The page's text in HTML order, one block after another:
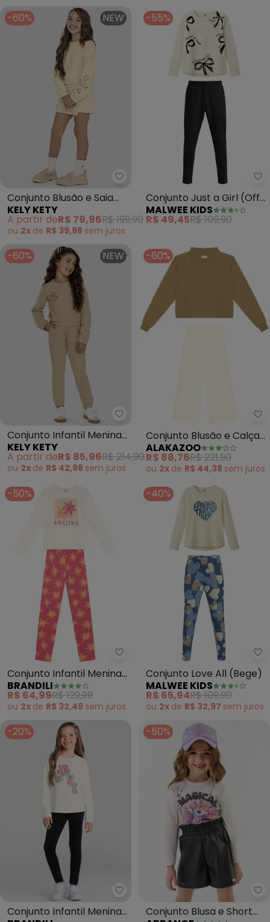
-60% NEW
Kely Kety - Conjunto Blusão e
Conjunto Blusão e Saia
Moletom Persa (Bege)
KELY KETY
A partir deR$ 79,96R$ 199,90
ou 2x de R$ 39,98 sem juros
-55%
Conjunto Just a Girl (Off
White)
MALWEE KIDS
R$ 49,45R$ 109,90
-60% NEW
Kely Kety - Conjunto Infantil
Conjunto Infantil Menina
Blusão e Calça (Bege)
KELY KETY
A partir deR$ 85,96R$ 214,90
ou 2x de R$ 42,98 sem juros
-60%
Conjunto Blusão e Calça
em Malha Lurex (Bege)
ALAKAZOO
R$ 88,76R$ 221,90
ou 2x de R$ 44,38 sem juros
-50%
Brandili - Conjunto Infantil
Conjunto Infantil Menina
de Estrelas (Natural)
BRANDILI
R$ 64,99R$ 129,99
ou 2x de R$ 32,49 sem juros
-40%
Conjunto Love All (Bege)
MALWEE KIDS
R$ 65,94R$ 109,90
ou 2x de R$ 32,97 sem juros
-20%
Brandili - Conjunto Infantil
Conjunto Infantil Menina
-50%
Conjunto Blusa e Short